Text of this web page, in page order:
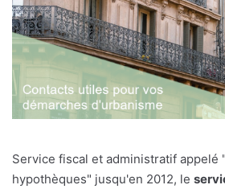
Service fiscal et administratif appelé
hypothèques" jusqu'en 2012, le